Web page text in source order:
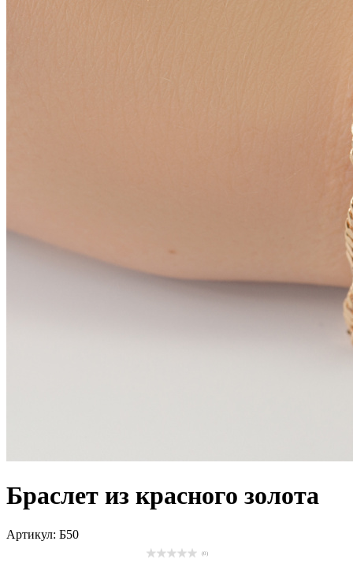
Браслет из красного золота
Артикул: Б50
(0)